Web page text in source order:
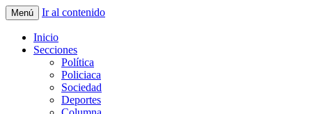
La Yunta de Tepic
Menú Ir al contenido
Inicio
Secciones
Política
Policiaca
Sociedad
Deportes